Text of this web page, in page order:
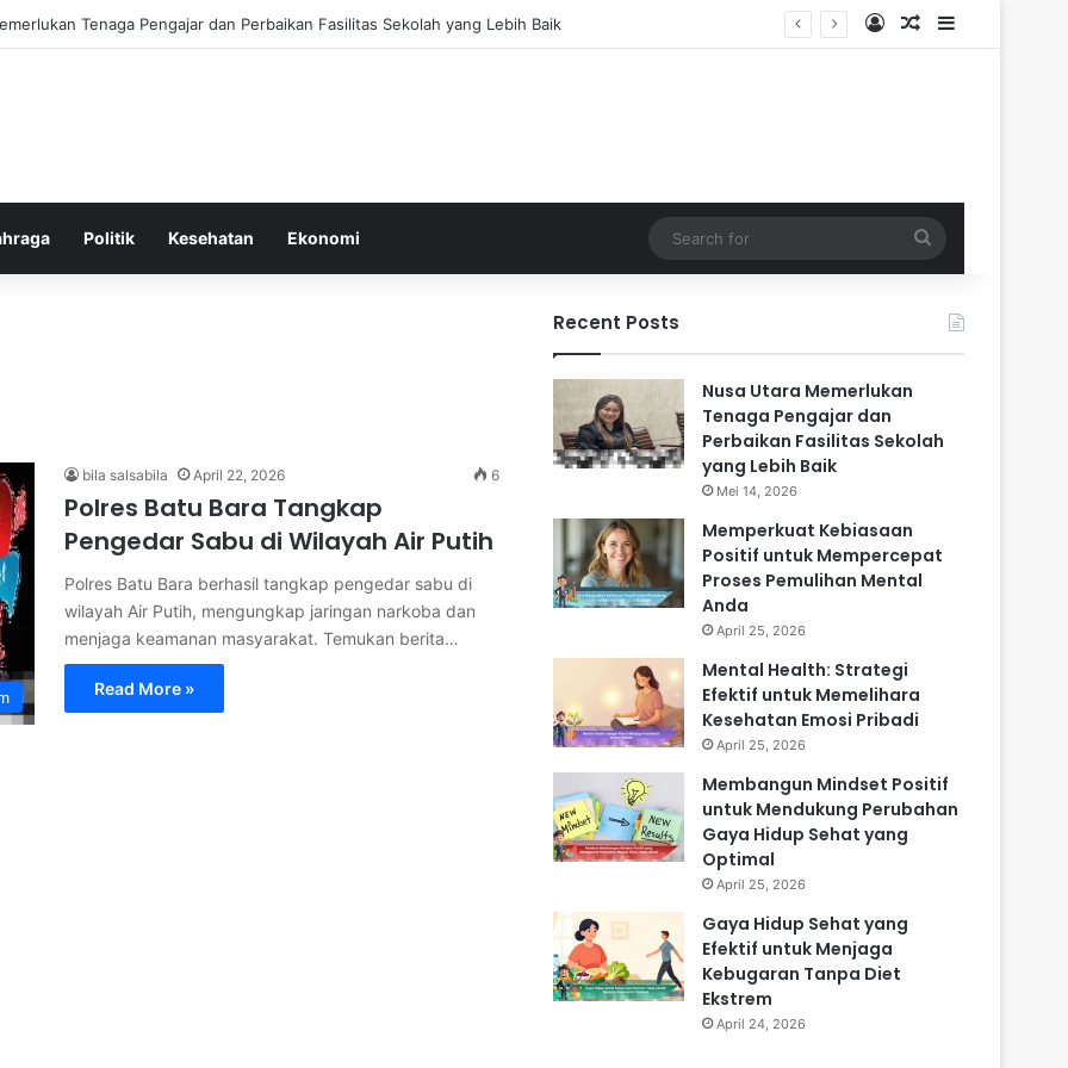
Positif untuk Mempercepat Proses Pemulihan Mental Anda Log InRandom Article
Sidebar
Politik Kesehatan Ekonomi
for
bila salsabila April 22, 2026 6
Polres Batu Bara Tangkap
Pengedar Sabu di Wilayah Air Putih
Polres Batu Bara berhasil tangkap pengedar sabu di
wilayah Air Putih, mengungkap jaringan narkoba dan
menjaga keamanan masyarakat. Temukan berita…
Read More »
Recent Posts
Nusa Utara Memerlukan
Tenaga Pengajar dan
Perbaikan Fasilitas Sekolah
yang Lebih Baik
Mei 14, 2026
Memperkuat Kebiasaan
Positif untuk Mempercepat
Proses Pemulihan Mental
Anda
April 25, 2026
Mental Health: Strategi
Efektif untuk Memelihara
Kesehatan Emosi Pribadi
April 25, 2026
Membangun Mindset Positif
untuk Mendukung Perubahan
Gaya Hidup Sehat yang
Optimal
April 25, 2026
Gaya Hidup Sehat yang
Efektif untuk Menjaga
Kebugaran Tanpa Diet
Ekstrem
April 24, 2026